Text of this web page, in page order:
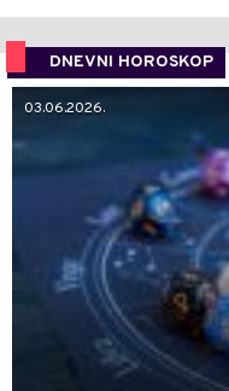
DNEVNI HOROSKOP
03.06.2026.